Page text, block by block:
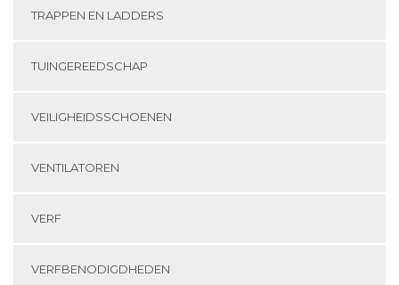
TRAPPEN EN LADDERS
TUINGEREEDSCHAP
VEILIGHEIDSSCHOENEN
VENTILATOREN
VERF
VERFBENODIGDHEDEN